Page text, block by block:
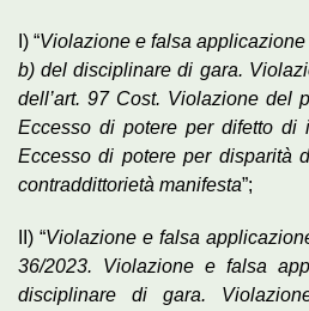
I) “Violazione e falsa applicazione
b) del disciplinare di gara.
dell’art. 97 Cost. Violazione del
Eccesso di potere per difetto di
Eccesso di potere per disparità
contraddittorietà manifesta”;
II) “Violazione e falsa
36/2023. Violazione e falsa
disciplinare di gara.